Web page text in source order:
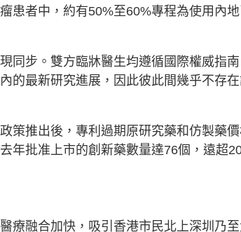
患者中，約有50%至60%專程為使用內
同步。雙方臨牀醫生均遵循國際權威指南
的最新研究進展，因此彼此間幾乎不存
策推出後，專利過期原研究藥和仿製藥
年批准上市的創新藥數量達76個，遠超
療融合加快，吸引香港市民北上深圳乃